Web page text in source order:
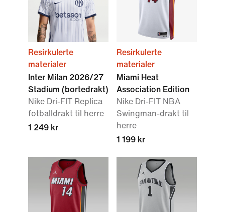
Resirkulerte
materialer
Inter Milan 2026/27
Stadium (bortedrakt)
Nike Dri-FIT Replica
fotballdrakt til herre
1 249 kr
Resirkulerte
materialer
Miami Heat
Association Edition
Nike Dri-FIT NBA
Swingman-drakt til
herre
1 199 kr